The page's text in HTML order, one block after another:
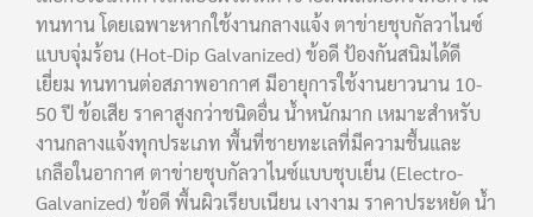
ทนทาน โดยเฉพาะหากใช้งานกลางแจ้ง ตาข่ายชุบกัลวาไนซ์
แบบจุ่มร้อน (Hot-Dip Galvanized) ข้อดี ป้องกันสนิมได้ดี
เยี่ยม ทนทานต่อสภาพอากาศ มีอายุการใช้งานยาวนาน 10-
50 ปี ข้อเสีย ราคาสูงกว่าชนิดอื่น น้ำหนักมาก เหมาะสำหรับ
งานกลางแจ้งทุกประเภท พื้นที่ชายทะเลที่มีความชื้นและ
เกลือในอากาศ ตาข่ายชุบกัลวาไนซ์แบบชุบเย็น (Electro-
Galvanized) ข้อดี พื้นผิวเรียบเนียน เงางาม ราคาประหยัด น้ำ